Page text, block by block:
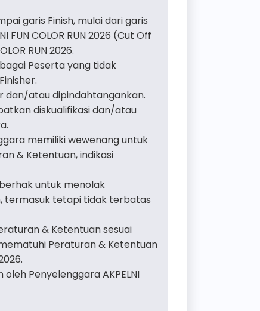
garis Finish, mulai dari garis
COLOR RUN 2026 (Cut Off
RUN 2026.
Peserta yang tidak
dan/atau dipindahtangankan.
diskualifikasi dan/atau
memiliki wewenang untuk
& Ketentuan, indikasi
untuk menolak
termasuk tetapi tidak terbatas
& Ketentuan sesuai
Peraturan & Ketentuan
Penyelenggara AKPELNI